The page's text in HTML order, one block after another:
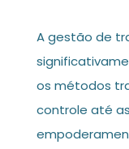
A gestão de
os métodos
controle até